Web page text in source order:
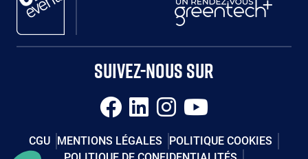
SUIVEZ-NOUS SUR
CGU MENTIONS LÉGALES
POLITIQUE COOKIES